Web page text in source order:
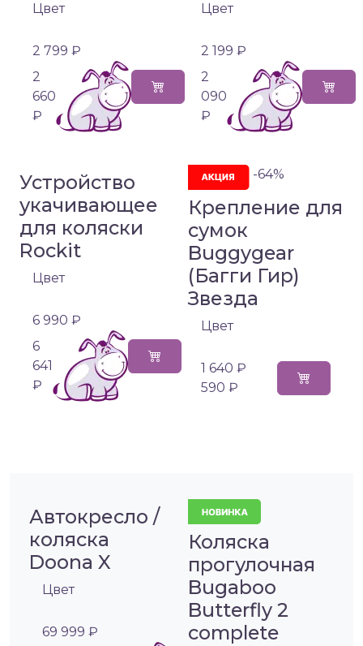
Цвет
2 799 ₽
2
660
₽
Цвет
2 199 ₽
2
090
₽
Устройство
укачивающее
для коляски
Rockit
Цвет
6 990 ₽
6
641
₽
-64%
Крепление для
сумок
Buggygear
(Багги Гир)
Звезда
Цвет
1 640 ₽
590 ₽
Автокресло /
коляска
Doona X
Цвет
69 999 ₽
Коляска
прогулочная
Bugaboo
Butterfly 2
complete